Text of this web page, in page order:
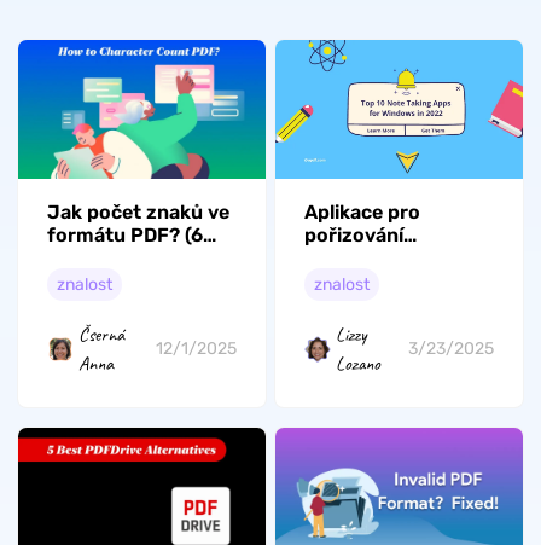
Jak počet znaků ve
formátu PDF? (6
způsobů)
znalost
Čserná
Anna
12/1/2025
Aplikace pro
pořizování
Windows: 10
časté otázky
znalost
Lizzy
Lozano
3/23/2025